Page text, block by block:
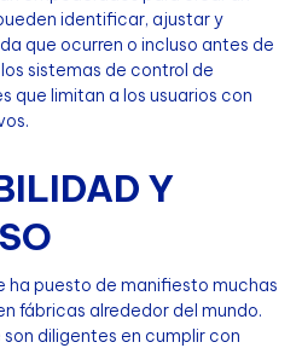
identificar, ajustar y
que ocurren o incluso antes de
sistemas de control de
que limitan a los usuarios con
Y
ha puesto de manifiesto muchas
fábricas alrededor del mundo.
diligentes en cumplir con